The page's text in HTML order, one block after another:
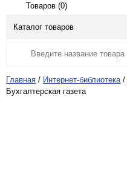
Товаров (0)
Каталог товаров
Главная / Интернет-библиотека /
Бухгалтерская газета